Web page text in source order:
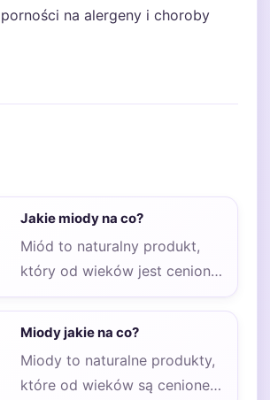
na alergeny i choroby
Jakie miody na co?
Miód to naturalny produkt,
który od wieków jest ceniony
za swoje właściwości
Miody jakie na co?
Miody to naturalne produkty,
które od wieków są cenione